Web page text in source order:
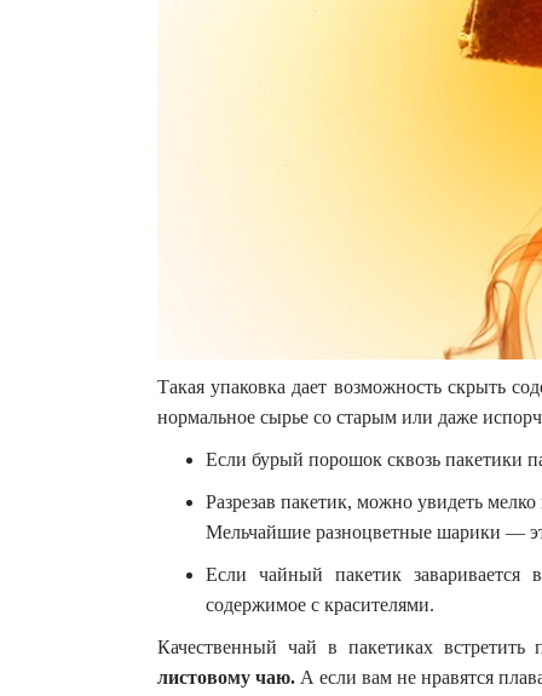
Такая упаковка дает возможность скрыть
нормальное сырье со старым или даже
Если бурый порошок сквозь пакетики
Разрезав пакетик, можно увидеть
Мельчайшие разноцветные шарики —
Если чайный пакетик заваривается
содержимое с красителями.
Качественный чай в пакетиках
листовому чаю. А если вам не нравятся